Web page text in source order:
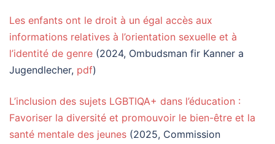
Les enfants ont le droit à un égal accès aux
informations relatives à l’orientation sexuelle et à
l’identité de genre (2024, Ombudsman fir Kanner a
Jugendlecher, pdf)
L’inclusion des sujets LGBTIQA+ dans l’éducation :
Favoriser la diversité et promouvoir le bien-être et la
santé mentale des jeunes (2025, Commission